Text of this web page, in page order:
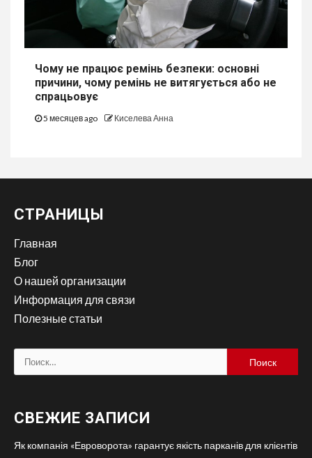
Чому не працює ремінь безпеки: основні
причини, чому ремінь не витягується або не
спрацьовує
5 месяцев ago Киселева Анна
СТРАНИЦЫ
Главная
Блог
О нашей организации
Информация для связи
Полезные статьи
Найти:
СВЕЖИЕ ЗАПИСИ
Як компанія «Евроворота» гарантує якість парканів для клієнтів